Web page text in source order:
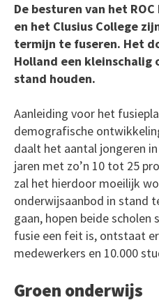
De besturen van het
en het Clusius College
termijn te fuseren. Het
Holland een kleinschalig
stand houden.
Aanleiding voor het
demografische
daalt het aantal jongeren
jaren met zo’n 10 tot 25
zal het hierdoor moeilijk
onderwijsaanbod in stand
gaan, hopen beide scholen
fusie een feit is, ontstaat
medewerkers en 10.000
Groen onderwijs